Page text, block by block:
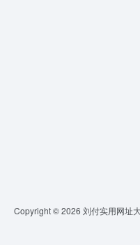
Copyright © 2026 刘付实用网址